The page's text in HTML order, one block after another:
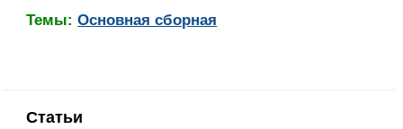
Темы:Основная сборная
Статьи